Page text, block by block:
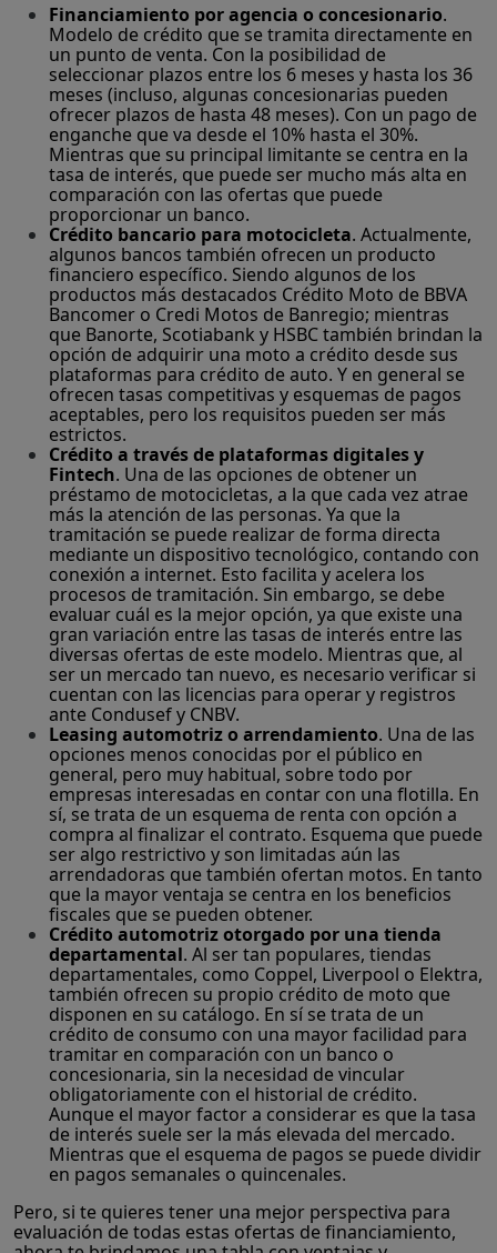
Financiamiento por agencia o concesionario.
Modelo de crédito que se tramita directamente en
un punto de venta. Con la posibilidad de
seleccionar plazos entre los 6 meses y hasta los 36
meses (incluso, algunas concesionarias pueden
ofrecer plazos de hasta 48 meses). Con un pago de
enganche que va desde el 10% hasta el 30%.
Mientras que su principal limitante se centra en la
tasa de interés, que puede ser mucho más alta en
comparación con las ofertas que puede
proporcionar un banco.
Crédito bancario para motocicleta. Actualmente,
algunos bancos también ofrecen un producto
financiero específico. Siendo algunos de los
productos más destacados Crédito Moto de BBVA
Bancomer o Credi Motos de Banregio; mientras
que Banorte, Scotiabank y HSBC también brindan la
opción de adquirir una moto a crédito desde sus
plataformas para crédito de auto. Y en general se
ofrecen tasas competitivas y esquemas de pagos
aceptables, pero los requisitos pueden ser más
estrictos.
Crédito a través de plataformas digitales y
Fintech. Una de las opciones de obtener un
préstamo de motocicletas, a la que cada vez atrae
más la atención de las personas. Ya que la
tramitación se puede realizar de forma directa
mediante un dispositivo tecnológico, contando con
conexión a internet. Esto facilita y acelera los
procesos de tramitación. Sin embargo, se debe
evaluar cuál es la mejor opción, ya que existe una
gran variación entre las tasas de interés entre las
diversas ofertas de este modelo. Mientras que, al
ser un mercado tan nuevo, es necesario verificar si
cuentan con las licencias para operar y registros
ante Condusef y CNBV.
Leasing automotriz o arrendamiento. Una de las
opciones menos conocidas por el público en
general, pero muy habitual, sobre todo por
empresas interesadas en contar con una flotilla. En
sí, se trata de un esquema de renta con opción a
compra al finalizar el contrato. Esquema que puede
ser algo restrictivo y son limitadas aún las
arrendadoras que también ofertan motos. En tanto
que la mayor ventaja se centra en los beneficios
fiscales que se pueden obtener.
Crédito automotriz otorgado por una tienda
departamental. Al ser tan populares, tiendas
departamentales, como Coppel, Liverpool o Elektra,
también ofrecen su propio crédito de moto que
disponen en su catálogo. En sí se trata de un
crédito de consumo con una mayor facilidad para
tramitar en comparación con un banco o
concesionaria, sin la necesidad de vincular
obligatoriamente con el historial de crédito.
Aunque el mayor factor a considerar es que la tasa
de interés suele ser la más elevada del mercado.
Mientras que el esquema de pagos se puede dividir
en pagos semanales o quincenales.
Pero, si te quieres tener una mejor perspectiva para
evaluación de todas estas ofertas de financiamiento,